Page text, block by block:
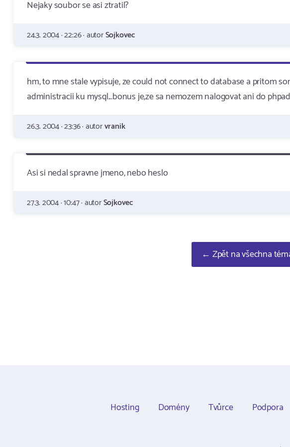
Nejaky soubor se asi ztratil?
24.3. 2004 · 22:26 · autorSojkovec
hm, to mne stale vypisuje, ze could not connect to database a pritom
administracii ku mysql...bonus je,ze sa nemozem nalogovat ani do
26.3. 2004 · 23:36 · autorvranik
Asi si nedal spravne jmeno, nebo heslo
27.3. 2004 · 10:47 · autorSojkovec
← Zpět na všechna
Hosting Domény Tvůrce Podpora